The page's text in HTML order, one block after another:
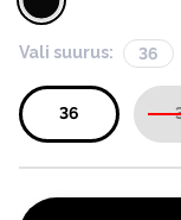
Vali suurus: 36
36